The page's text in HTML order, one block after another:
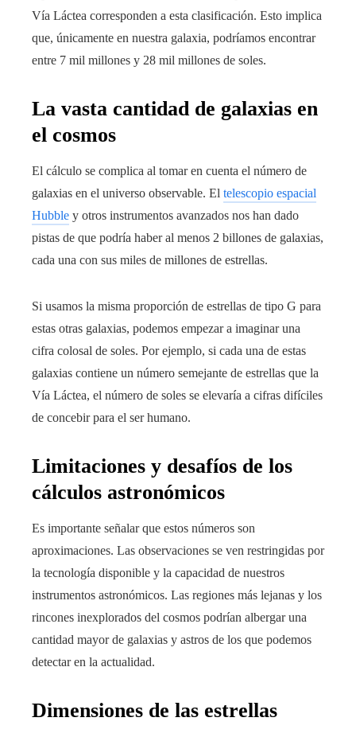
Vía Láctea corresponden a esta clasificación. Esto implica
que, únicamente en nuestra galaxia, podríamos encontrar
entre 7 mil millones y 28 mil millones de soles.
La vasta cantidad de galaxias en
el cosmos
El cálculo se complica al tomar en cuenta el número de
galaxias en el universo observable. El telescopio espacial
Hubble y otros instrumentos avanzados nos han dado
pistas de que podría haber al menos 2 billones de galaxias,
cada una con sus miles de millones de estrellas.
Si usamos la misma proporción de estrellas de tipo G para
estas otras galaxias, podemos empezar a imaginar una
cifra colosal de soles. Por ejemplo, si cada una de estas
galaxias contiene un número semejante de estrellas que la
Vía Láctea, el número de soles se elevaría a cifras difíciles
de concebir para el ser humano.
Limitaciones y desafíos de los
cálculos astronómicos
Es importante señalar que estos números son
aproximaciones. Las observaciones se ven restringidas por
la tecnología disponible y la capacidad de nuestros
instrumentos astronómicos. Las regiones más lejanas y los
rincones inexplorados del cosmos podrían albergar una
cantidad mayor de galaxias y astros de los que podemos
detectar en la actualidad.
Dimensiones de las estrellas